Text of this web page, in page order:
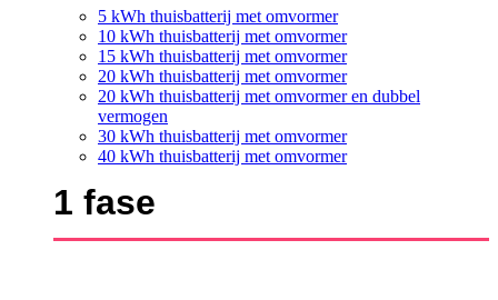
5 kWh thuisbatterij met omvormer
10 kWh thuisbatterij met omvormer
15 kWh thuisbatterij met omvormer
20 kWh thuisbatterij met omvormer
20 kWh thuisbatterij met omvormer en dubbel
vermogen
30 kWh thuisbatterij met omvormer
40 kWh thuisbatterij met omvormer
1 fase